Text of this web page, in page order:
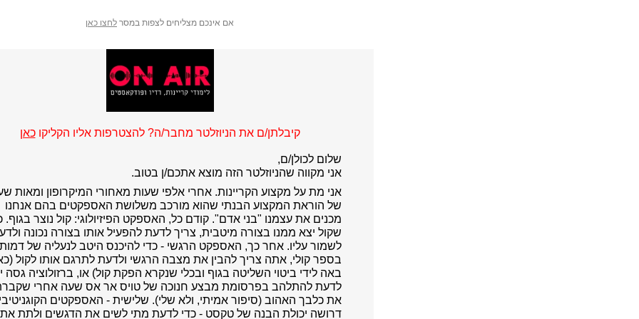
אם אינכם מצליחים לצפות במסר לחצו כאן
קיבלתן/ם את הניוזלטר מחבר/ה? להצטרפות אליו הקליקוכאן
שלום לכולן/ם,
אני מקווה שהניוזלטר הזה מוצא אתכם/ן בטוב.
אני מת על מקצוע הקריינות. אחרי אלפי שעות מאחורי המיקרופון ומאות
של הוראת המקצוע הבנתי שהוא מורכב משלושת האספקטים בהם אנחנו
מכנים את עצמנו "בני אדם". קודם כל, האספקט הפיזיולוגי: קול נוצר בגוף.
שקול יצא ממנו בצורה מיטבית, צריך לדעת להפעיל אותו בצורה נכונה
לשמור עליו. אחר כך, האספקט הרגשי - כדי להיכנס היטב לנעליה של דמות
בספר קולי, אתה צריך להבין את מצבה הרגשי ולדעת לתרגם אותו לקול
באה לידי ביטוי השליטה בגוף ובכלי שנקרא הפקת קול) או, ברזולוציה גסה
לדעת להתלהב בפרסומת מבצע חנוכה של טויס אר אס שעה אחרי
את כלבך האהוב (סיפור אמיתי, ולא שלי). שלישית - האספקטים
דרושה יכולת הבנה של טקסט - כדי לדעת מתי לשים את הדגשים ולתת את